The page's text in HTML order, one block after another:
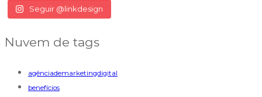
Seguir @linkdesign
Nuvem de tags
agênciademarketingdigital
benefícios